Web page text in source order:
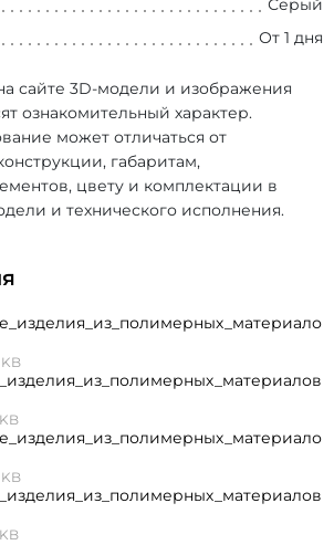
Серый
От 1 дня
сайте 3D-модели и изображения
ознакомительный характер.
может отличаться от
габаритам,
цвету и комплектации в
и технического исполнения.